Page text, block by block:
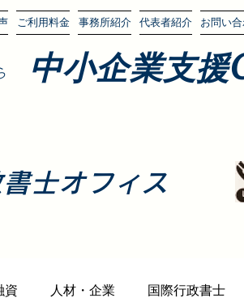
ご利用料金 事務所紹介 代表者紹介 お問い
中小企業支
士オフィス
資 人材・企業 国際行政書士